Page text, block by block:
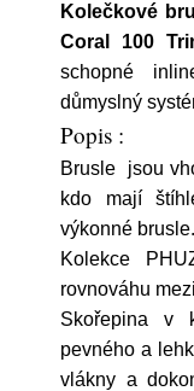
Kolečkové
Coral 100
schopné
důmyslný
Popis :
Brusle jsou
kdo mají
výkonné brusle.
Kolekce
rovnováhu
Skořepina v
pevného a
vlákny a